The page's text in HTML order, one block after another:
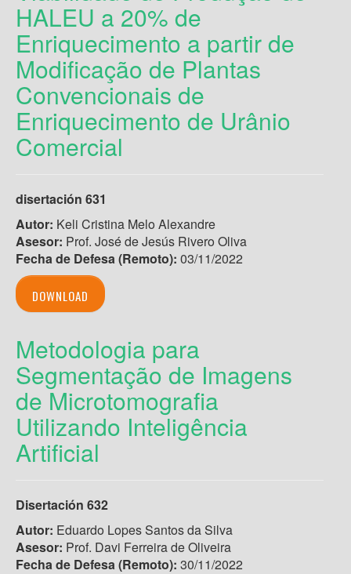
HALEU a 20% de
Enriquecimento a partir de
Modificação de Plantas
Convencionais de
Enriquecimento de Urânio
Comercial
disertación 631
Autor: Keli Cristina Melo Alexandre
Asesor: Prof. José de Jesús Rivero Oliva
Fecha de Defesa (Remoto): 03/11/2022
DOWNLOAD
Metodologia para
Segmentação de Imagens
de Microtomografia
Utilizando Inteligência
Artificial
Disertación 632
Autor: Eduardo Lopes Santos da Silva
Asesor: Prof. Davi Ferreira de Oliveira
Fecha de Defesa (Remoto): 30/11/2022